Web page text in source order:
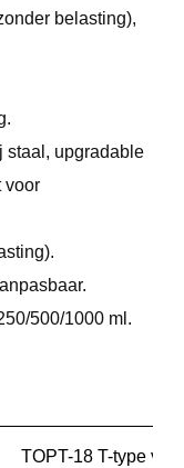
belasting),
staal, upgradable
voor
500/1000 ml.
TOPT-18 T-type